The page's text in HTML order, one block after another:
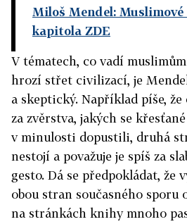
Miloš Mendel:
kapitola ZDE
V tématech, co vadí
hrozí střet civilizací, je
a skeptický. Například píše, že
za zvěrstva, jakých se
v minulosti dopustili, druhá
nestojí a považuje je spíš za
gesto. Dá se předpokládat,
obou stran současného sporu
na stránkách knihy mnoho